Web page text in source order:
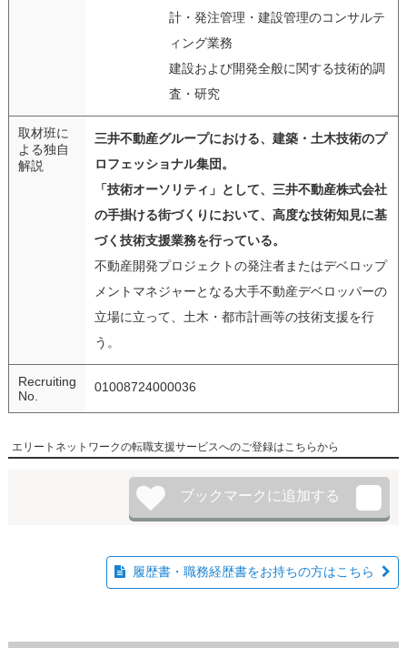
計・発注管理・建設管理のコンサルテ
ィング業務
建設および開発全般に関する技術的調
査・研究
取材班に
よる独自
解説
三井不動産グループにおける、建築・土木技術のプ
ロフェッショナル集団。
「技術オーソリティ」として、三井不動産株式会社
の手掛ける街づくりにおいて、高度な技術知見に基
づく技術支援業務を行っている。
不動産開発プロジェクトの発注者またはデベロップ
メントマネジャーとなる大手不動産デベロッパーの
立場に立って、土木・都市計画等の技術支援を行
う。
Recruiting
No.
01008724000036
エリートネットワークの転職支援サービスへのご登録はこちらから
履歴書・職務経歴書をお持ちの方はこちら